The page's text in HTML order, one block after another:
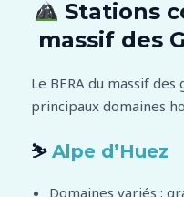
Stations
massif des
Le BERA du massif
principaux domaines
⛷️ Alpe d’Huez
Domaines variés :